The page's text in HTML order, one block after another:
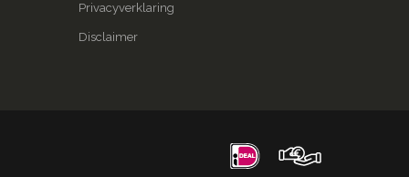
Privacyverklaring
Disclaimer